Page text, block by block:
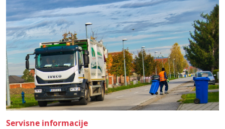
Servisne informacije